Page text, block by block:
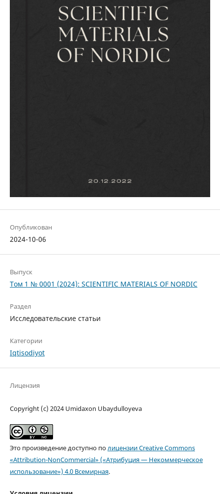
Опубликован
2024-10-06
Выпуск
Том 1 № 0001 (2024): SCIENTIFIC MATERIALS OF NORDIC
Раздел
Исследовательские статьи
Категории
Iqtisodiyot
Лицензия
Copyright (c) 2024 Umidaxon Ubaydulloyeva
Это произведение доступно полицензии Creative Commons
«Attribution-NonCommercial» («Атрибуция — Некоммерческое
использование») 4.0 Всемирная.